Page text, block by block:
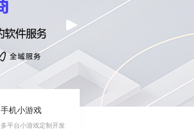
手机小游戏
多平台小游戏定制开发